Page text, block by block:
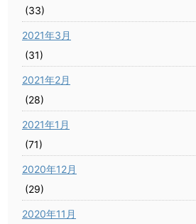
(33)
2021年3月
(31)
2021年2月
(28)
2021年1月
(71)
2020年12月
(29)
2020年11月